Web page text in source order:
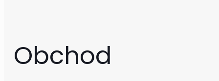
Obchod